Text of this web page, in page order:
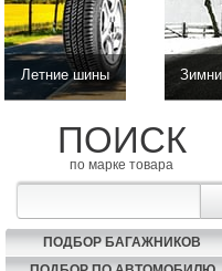
Летние шины
ПОИСК
по марке товара
ПОДБОР БАГАЖНИКОВ